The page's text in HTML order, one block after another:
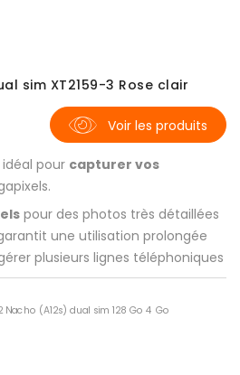
sim XT2159-3 Rose clair
pour capturer vos
Voir les produits
pour des photos très détaillées
une utilisation prolongée
plusieurs lignes téléphoniques